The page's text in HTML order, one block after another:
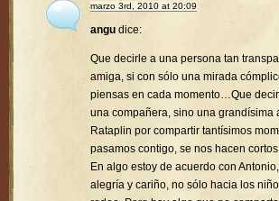
marzo 3rd, 2010 at 20:09
angu dice:
Que decirle a una persona tan
amiga, si con sólo una mirada
piensas en cada momento…Que
una compañera, sino una
Rataplin por compartir tantísimos
pasamos contigo, se nos hacen
En algo estoy de acuerdo con
alegría y cariño, no sólo hacia los